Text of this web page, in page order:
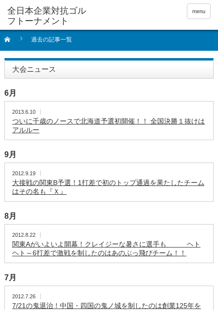
全日本企業対抗ゴル
フトーナメント
menu
過去の記事一覧
大会ニュース
6月
2013.6.10
ついに千歳のノースで北海道予選初開催！！ 全国決勝１抜けは
アルルー
9月
2012.9.19
大接戦の関東B予選！1打差で初のトップ通過を果たしたチーム
はその名も『Ｘ』
8月
2012.8.22
関東Aがいよいよ開幕！クレイジーな暑さに選手も ヘト
ヘト～6打差で激戦を制したのはあのぶっ飛びチーム！！
7月
2012.7.26
7/21の鬼退治！中国・四国の鬼ノ城を制したのは創業125年を